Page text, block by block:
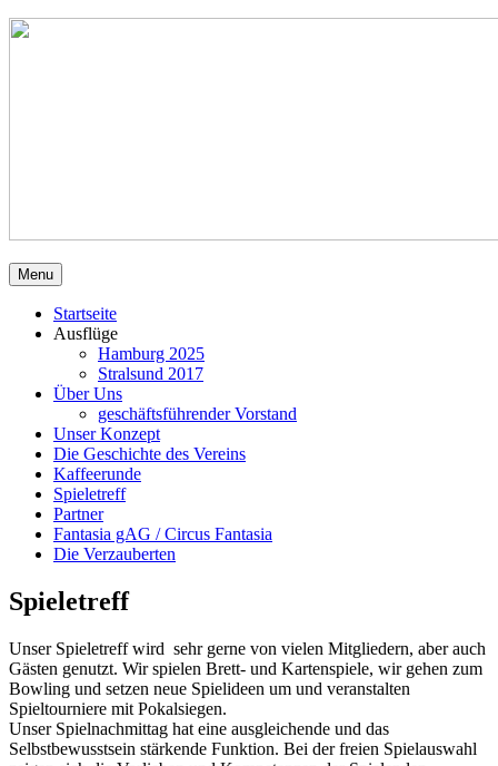
Menu
Startseite
Ausflüge
Hamburg 2025
Stralsund 2017
Über Uns
geschäftsführender Vorstand
Unser Konzept
Die Geschichte des Vereins
Kaffeerunde
Spieletreff
Partner
Fantasia gAG / Circus Fantasia
Die Verzauberten
Spieletreff
Unser Spieletreff wird sehr gerne von vielen Mitgliedern, aber auch
Gästen genutzt. Wir spielen Brett- und Kartenspiele, wir gehen zum
Bowling und setzen neue Spielideen um und veranstalten
Spieltourniere mit Pokalsiegen.
Unser Spielnachmittag hat eine ausgleichende und das
Selbstbewusstsein stärkende Funktion. Bei der freien Spielauswahl